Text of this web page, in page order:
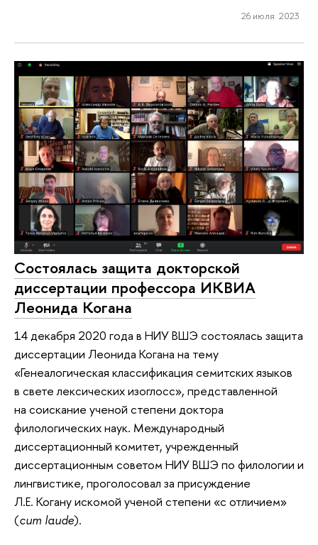
26 июля 2023
Состоялась защита докторской
диссертации профессора ИКВИА
Леонида Когана
14 декабря 2020 года в НИУ ВШЭ состоялась защита
диссертации Леонида Когана на тему
«Генеалогическая классификация семитских языков
в свете лексических изоглосс», представленной
на соискание ученой степени доктора
филологических наук. Международный
диссертационный комитет, учрежденный
диссертационным советом НИУ ВШЭ по филологии и
лингвистике, проголосовал за присуждение
Л.Е. Когану искомой ученой степени «с отличием»
(cum laude).